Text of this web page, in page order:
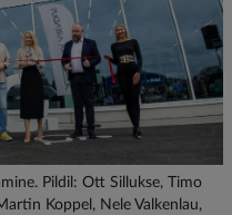
Pildil: Ott Sillukse, Timo
Koppel, Nele Valkenlau,